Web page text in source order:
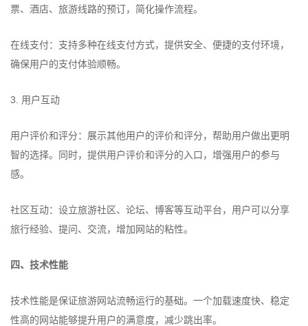
票、酒店、旅游线路的预订，简化操作流程。
在线支付：支持多种在线支付方式，提供安全、便捷的支付环境，
确保用户的支付体验顺畅。
3. 用户互动
用户评价和评分：展示其他用户的评价和评分，帮助用户做出更明
智的选择。同时，提供用户评价和评分的入口，增强用户的参与
感。
社区互动：设立旅游社区、论坛、博客等互动平台，用户可以分享
旅行经验、提问、交流，增加网站的粘性。
四、技术性能
技术性能是保证旅游网站流畅运行的基础。一个加载速度快、稳定
性高的网站能够提升用户的满意度，减少跳出率。